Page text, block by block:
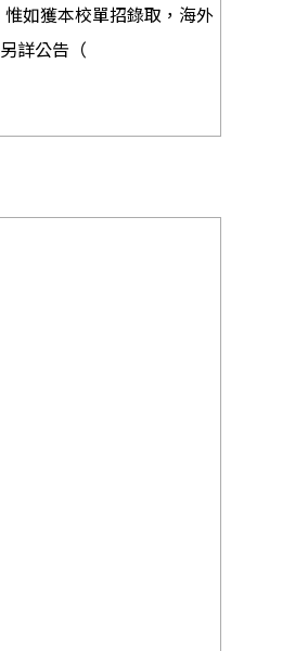
惟如獲本校單招錄取，海外
詳公告（